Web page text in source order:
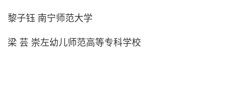
黎子钰 南宁师范大学
梁 芸 崇左幼儿师范高等专科学校